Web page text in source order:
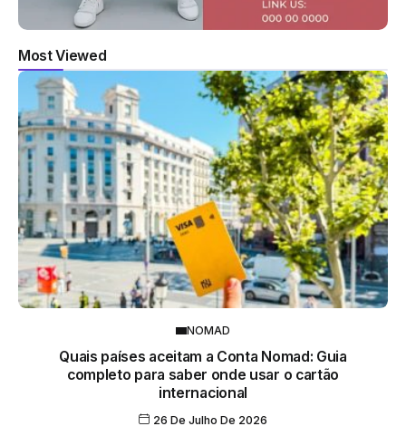
Most Viewed
NOMAD
Quais países aceitam a Conta Nomad: Guia
completo para saber onde usar o cartão
internacional
26 De Julho De 2026